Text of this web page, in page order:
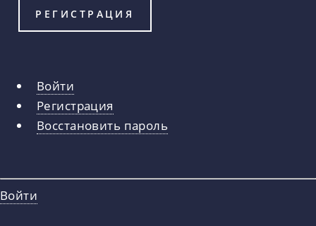
Главные
вкладки
Войти
Регистрация
Восстановить пароль
Войти